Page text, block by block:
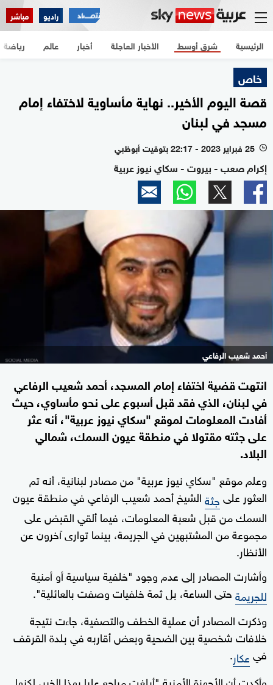
راديو مباشر
الرئيسية الأخبار العاجلة أخبار شرق أوسط عالم رياضة
خاص
قصة اليوم الأخير.. نهاية مأساوية لاختفاء إمام
مسجد في لبنان
l 25 فبراير 2023 - 22:17 بتوقيت أبوظبي
إكرام صعب - بيروت - سكاي نيوز عربية
أحمد شعيب الرفاعي
انتهت قضية اختفاء إمام المسجد، أحمد شعيب الرفاعي
في لبنان، الذي فقد قبل أسبوع على نحو مأساوي، حيث
أفادت المعلومات لموقع "سكاي نيوز عربية"، أنه عثر
على جثته مقتولا في منطقة عيون السمك، شمالي
البلاد.
وعلم موقع "سكاي نيوز عربية" من مصادر لبنانية، أنه تم
العثور علىجثةالشيخ أحمد شعيب الرفاعي في منطقة عيون
السمك من قبل شعبة المعلومات، فيما ألقي القبض على
مجموعة من المشتبهين في الجريمة، بينما توارى آخرون عن
الأنظار.
وأشارت المصادر إلى عدم وجود "خلفية سياسية أو أمنية
للجريمةحتى الساعة، بل ثمة خلفيات وصفت بالعائلية".
وذكرت المصادر أن عملية الخطف والتصفية، جاءت نتيجة
خلافات شخصية بين الضحية وبعض أقاربه في بلدة القرقف
فيعكار.
وأكدت أن الأجهزة الأمنية "أبلغت مراجع عليا بهذا الخبر، لكنها